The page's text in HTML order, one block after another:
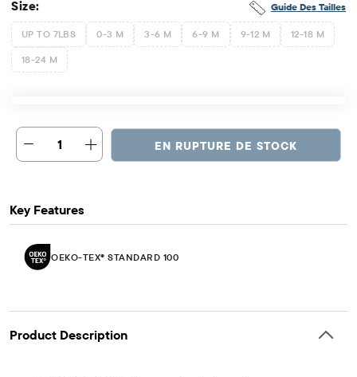
Guide Des Tailles
Size:
UP TO 7LBS 0-3 M 3-6 M 6-9 M 9-12 M 12-18 M
18-24 M
1 EN RUPTURE DE STOCK
Key Features
OEKO-TEX® STANDARD 100
Product Description